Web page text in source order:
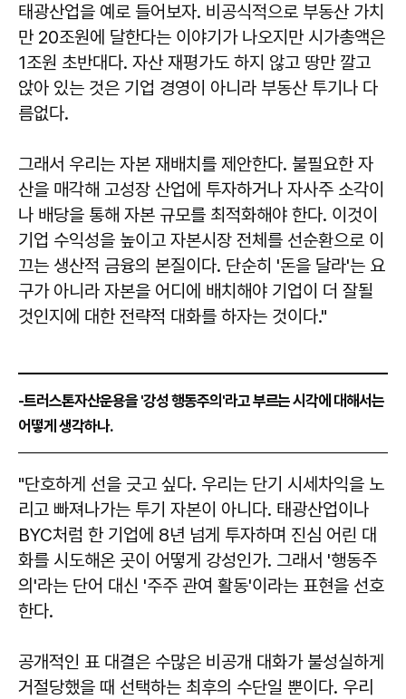
태광산업을 예로 들어보자. 비공식적으로 부동산 가치
만 20조원에 달한다는 이야기가 나오지만 시가총액은
1조원 초반대다. 자산 재평가도 하지 않고 땅만 깔고
앉아 있는 것은 기업 경영이 아니라 부동산 투기나 다
름없다.
그래서 우리는 자본 재배치를 제안한다. 불필요한 자
산을 매각해 고성장 산업에 투자하거나 자사주 소각이
나 배당을 통해 자본 규모를 최적화해야 한다. 이것이
기업 수익성을 높이고 자본시장 전체를 선순환으로 이
끄는 생산적 금융의 본질이다. 단순히 '돈을 달라'는 요
구가 아니라 자본을 어디에 배치해야 기업이 더 잘될
것인지에 대한 전략적 대화를 하자는 것이다."
-트러스톤자산운용을 '강성 행동주의'라고 부르는 시각에 대해서는
어떻게 생각하나.
"단호하게 선을 긋고 싶다. 우리는 단기 시세차익을 노
리고 빠져나가는 투기 자본이 아니다. 태광산업이나
BYC처럼 한 기업에 8년 넘게 투자하며 진심 어린 대
화를 시도해온 곳이 어떻게 강성인가. 그래서 '행동주
의'라는 단어 대신 '주주 관여 활동'이라는 표현을 선호
한다.
공개적인 표 대결은 수많은 비공개 대화가 불성실하게
거절당했을 때 선택하는 최후의 수단일 뿐이다. 우리